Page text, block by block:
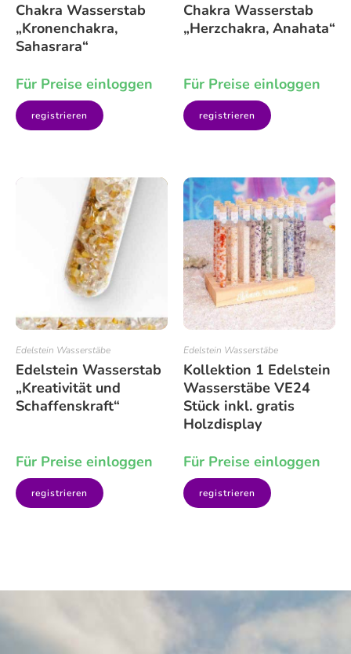
Chakra Wasserstab
„Kronenchakra,
Sahasrara“
Für Preise einloggen
registrieren
Chakra Wasserstab
„Herzchakra, Anahata“
Für Preise einloggen
registrieren
Edelstein Wasserstäbe
Edelstein Wasserstab
„Kreativität und
Schaffenskraft“
Für Preise einloggen
registrieren
Edelstein Wasserstäbe
Kollektion 1 Edelstein
Wasserstäbe VE24
Stück inkl. gratis
Holzdisplay
Für Preise einloggen
registrieren